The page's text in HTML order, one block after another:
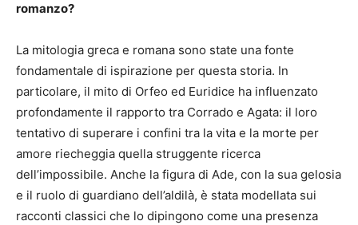
romanzo?
La mitologia greca e romana sono state una fonte
fondamentale di ispirazione per questa storia. In
particolare, il mito di Orfeo ed Euridice ha influenzato
profondamente il rapporto tra Corrado e Agata: il loro
tentativo di superare i confini tra la vita e la morte per
amore riecheggia quella struggente ricerca
dell’impossibile. Anche la figura di Ade, con la sua gelosia
e il ruolo di guardiano dell’aldilà, è stata modellata sui
racconti classici che lo dipingono come una presenza